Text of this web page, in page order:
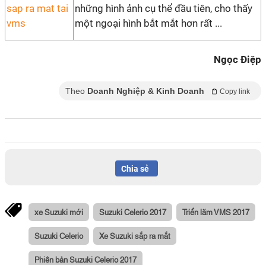
những hình ảnh cụ thể đầu tiên, cho thấy
một ngoại hình bắt mắt hơn rất ...
Ngọc Điệp
Theo Doanh Nghiệp & Kinh Doanh Copy link
Chia sẻ
xe Suzuki mới Suzuki Celerio 2017 Triển lãm VMS 2017
Suzuki Celerio Xe Suzuki sắp ra mắt
Phiên bản Suzuki Celerio 2017